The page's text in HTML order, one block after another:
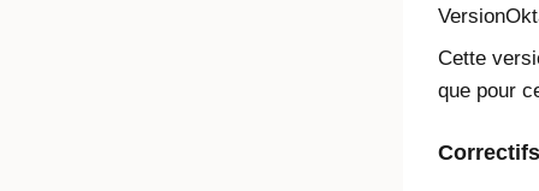
Version
Cette
que pour